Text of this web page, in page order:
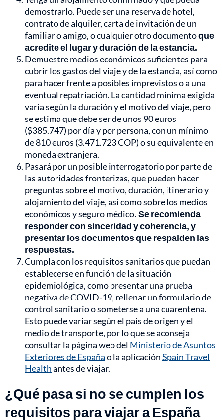
demostrarlo. Puede ser una reserva de hotel,
contrato de alquiler, carta de invitación de un
familiar o amigo, o cualquier otro documentoque
acredite el lugar y duración de la estancia.
Demuestre medios económicos suficientes para
cubrir los gastos del viaje y de la estancia, así como
para hacer frente a posibles imprevistos o a una
eventual repatriación. La cantidad mínima exigida
varía según la duración y el motivo del viaje, pero
se estima que debe ser de unos 90 euros
($385.747) por día y por persona, con un mínimo
de 810 euros (3.471.723 COP) o su equivalente en
moneda extranjera.
Pasará por un posible interrogatorio por parte de
las autoridades fronterizas, que pueden hacer
preguntas sobre el motivo, duración, itinerario y
alojamiento del viaje, así como sobre los medios
económicos y seguro médico. Se recomienda
responder con sinceridad y coherencia, y
presentar los documentos que respalden las
respuestas.
Cumpla con los requisitos sanitarios que puedan
establecerse en función de la situación
epidemiológica, como presentar una prueba
negativa de COVID-19, rellenar un formulario de
control sanitario o someterse a una cuarentena.
Esto puede variar según el país de origen y el
medio de transporte, por lo que se aconseja
consultar la página web del Ministerio de Asuntos
Exteriores de Españao la aplicaciónSpain Travel
Healthantes de viajar.
¿Qué pasa si no se cumplen los
requisitos para viajar a España